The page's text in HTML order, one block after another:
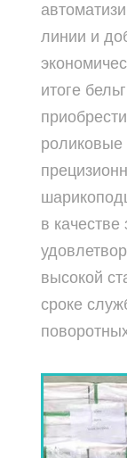
линии и
итоге
в
высокой
сроке